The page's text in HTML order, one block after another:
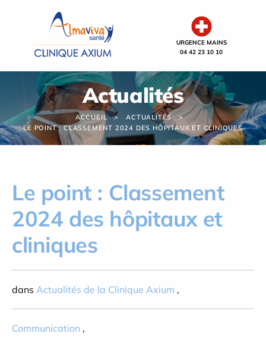
URGENCE MAINS
04 42 23 10 10
Actualités
ACCUEIL
ACTUALITÉS
LE POINT : CLASSEMENT 2024 DES HÔPITAUX ET CLINIQUES
Le point : Classement
2024 des hôpitaux et
cliniques
dans Actualités de la Clinique Axium ,
Communication ,